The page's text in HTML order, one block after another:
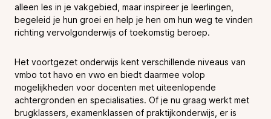
alleen les in je vakgebied, maar inspireer je leerlingen,
begeleid je hun groei en help je hen om hun weg te vinden
richting vervolgonderwijs of toekomstig beroep.
Het voortgezet onderwijs kent verschillende niveaus van
vmbo tot havo en vwo en biedt daarmee volop
mogelijkheden voor docenten met uiteenlopende
achtergronden en specialisaties. Of je nu graag werkt met
brugklassers, examenklassen of praktijkonderwijs, er is